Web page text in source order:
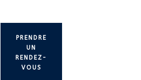
PRENDRE
UN
RENDEZ-
VOUS